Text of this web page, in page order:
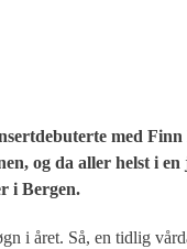
med
og da aller helst i
i Bergen.
i året. Så, en tidlig